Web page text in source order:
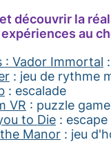
découvrir la
au
: Vador Immortal
: jeu de rythme
: escalade
VR : puzzle game
to Die :
Manor : jeu